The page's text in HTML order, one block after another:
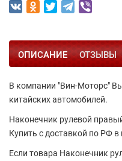
ОПИСАНИЕ ОТЗЫВЫ
В компании "Вин-Моторс"
китайских автомобилей.
Наконечник рулевой
Купить с доставкой по РФ в
Если товара Наконечник